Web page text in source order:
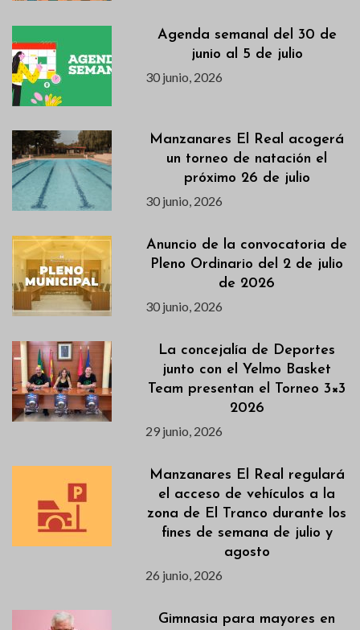
Agenda semanal del 30 de
junio al 5 de julio
30 junio, 2026
Manzanares El Real acogerá
un torneo de natación el
próximo 26 de julio
30 junio, 2026
Anuncio de la convocatoria de
Pleno Ordinario del 2 de julio
de 2026
30 junio, 2026
La concejalía de Deportes
junto con el Yelmo Basket
Team presentan el Torneo 3×3
2026
29 junio, 2026
Manzanares El Real regulará
el acceso de vehículos a la
zona de El Tranco durante los
fines de semana de julio y
agosto
26 junio, 2026
Gimnasia para mayores en